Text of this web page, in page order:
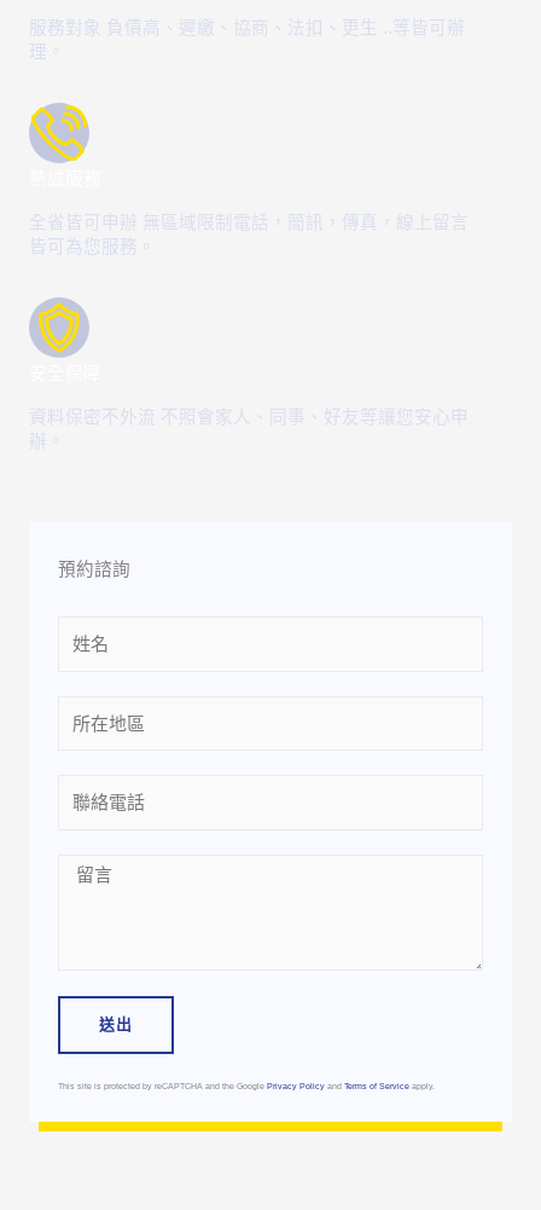
服務對象 負債高、遲繳、協商、法扣、更生 ..等皆可辦
理。
全省皆可申辦 無區域限制電話，簡訊，傳真，線上留言
皆可為您服務。
資料保密不外流 不照會家人、同事、好友等讓您安心申
辦。
預約諮詢
Name
Location
Phone
Message
送出
This site is protected by reCAPTCHA and the Google Privacy Policy and Terms of Service apply.